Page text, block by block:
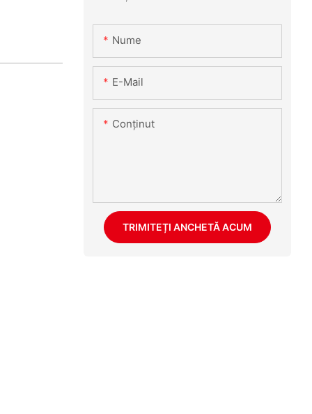
Nume
E-Mail
Conţinut
TRIMITEȚI ANCHETĂ ACUM